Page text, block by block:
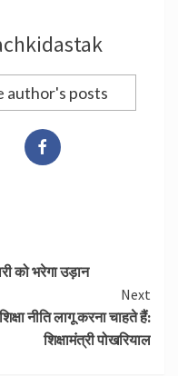
author's posts
को भरेगा उड़ान
Next
नीति लागू करना चाहते हैं:
शिक्षामंत्री पोखरियाल